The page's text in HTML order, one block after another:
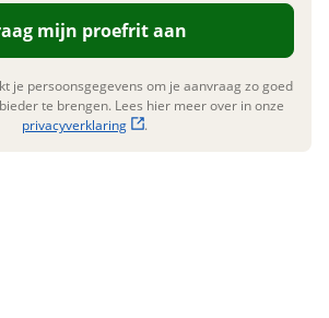
Fabrieksgarantie van
toepassing
mijn proefrit aan
je persoonsgegevens om je aanvraag zo goed
te brengen. Lees hier meer over in onze
privacyverklaring
.